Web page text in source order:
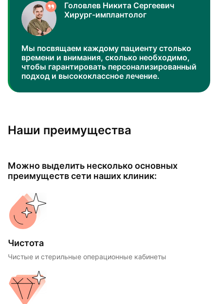
Головлев Никита Сергеевич
Хирург-имплантолог
Мы посвящаем каждому пациенту столько
времени и внимания, сколько необходимо,
чтобы гарантировать персонализированный
подход и высококлассное лечение.
Наши преимущества
Можно выделить несколько основных
преимуществ сети наших клиник:
Чистота
Чистые и стерильные операционные кабинеты